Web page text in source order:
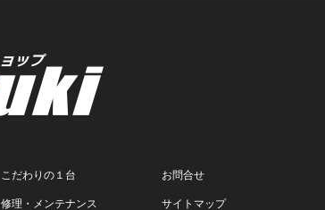
こだわりの１台
修理・メンテナンス
お問合せ
サイトマップ